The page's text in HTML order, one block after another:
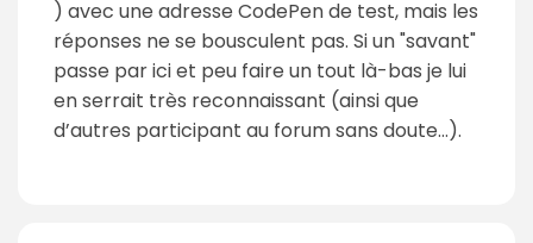
) avec une adresse CodePen de test, mais les
réponses ne se bousculent pas. Si un "savant"
passe par ici et peu faire un tout là-bas je lui
en serrait très reconnaissant (ainsi que
d’autres participant au forum sans doute…).